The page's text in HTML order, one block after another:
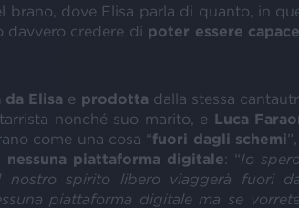
brano, dove Elisa parla di quanto, in
davvero credere di poter essere
Elisa e prodotta dalla stessa
nonché suo marito, e Luca
come una cosa “fuori dagli schemi
piattaforma digitale: “Io
nostro spirito libero viaggerà fuori
piattaforma digitale ma se